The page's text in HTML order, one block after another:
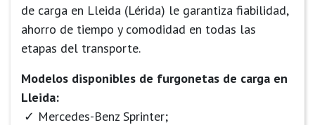
de carga en Lleida (Lérida) le garantiza fiabilidad,
ahorro de tiempo y comodidad en todas las
etapas del transporte.
Modelos disponibles de furgonetas de carga en
Lleida:
Mercedes-Benz Sprinter;